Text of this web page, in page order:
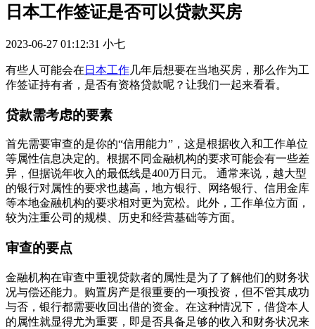
日本工作签证是否可以贷款买房
2023-06-27 01:12:31 小七
有些人可能会在 日本工作几年后想要在当地买房，那么作为工
作签证持有者，是否有资格贷款呢？让我们一起来看看。
贷款需考虑的要素
首先需要审查的是你的“信用能力”，这是根据收入和工作单位
等属性信息决定的。根据不同金融机构的要求可能会有一些差
异，但据说年收入的最低线是400万日元。 通常来说，越大型
的银行对属性的要求也越高，地方银行、网络银行、信用金库
等本地金融机构的要求相对更为宽松。此外，工作单位方面，
较为注重公司的规模、历史和经营基础等方面。
审查的要点
金融机构在审查中重视贷款者的属性是为了了解他们的财务状
况与偿还能力。购置房产是很重要的一项投资，但不管其成功
与否，银行都需要收回出借的资金。在这种情况下，借贷本人
的属性就显得尤为重要，即是否具备足够的收入和财务状况来